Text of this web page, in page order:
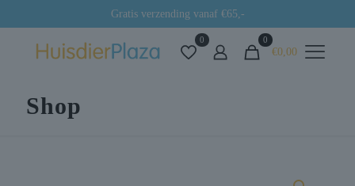
Gratis verzending vanaf €65,-
0 0
€0,00
Shop